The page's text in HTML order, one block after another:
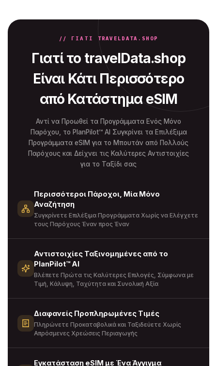
// ΓΙΑΤΊ TRAVELDATA.SHOP
Γιατί το travelData.shop
Είναι Κάτι Περισσότερο
από Κατάστημα eSIM
Αντί να Προωθεί τα Προγράμματα Ενός Μόνο
Παρόχου, το PlanPilot™ AI Συγκρίνει τα Επιλέξιμα
Προγράμματα eSIM για το Μπουτάν από Πολλούς
Παρόχους και Δείχνει τις Καλύτερες Αντιστοιχίες
για το Ταξίδι σας
Περισσότεροι Πάροχοι, Μία Μόνο
Αναζήτηση
Συγκρίνετε Επιλέξιμα Προγράμματα Χωρίς να Ελέγχετε
τους Παρόχους Έναν προς Έναν
Αντιστοιχίες Ταξινομημένες από το
PlanPilot™ AI
Βλέπετε Πρώτα τις Καλύτερες Επιλογές, Σύμφωνα με
Τιμή, Κάλυψη, Ταχύτητα και Συνολική Αξία
Διαφανείς Προπληρωμένες Τιμές
Πληρώνετε Προκαταβολικά και Ταξιδεύετε Χωρίς
Απρόσμενες Χρεώσεις Περιαγωγής
Εγκατάσταση eSIM με Ένα Άγγιγμα